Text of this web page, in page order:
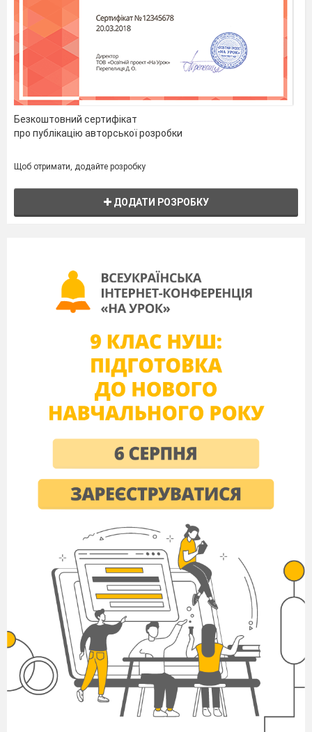
Безкоштовний сертифікат
про публікацію авторської розробки
Щоб отримати, додайте розробку
ДОДАТИ РОЗРОБКУ